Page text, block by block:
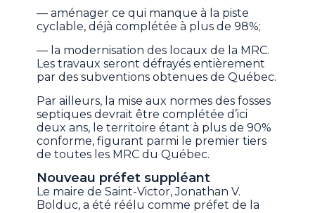
— aménager ce qui manque à la piste
cyclable, déjà complétée à plus de 98%;
— la modernisation des locaux de la MRC.
Les travaux seront défrayés entièrement
par des subventions obtenues de Québec.
Par ailleurs, la mise aux normes des fosses
septiques devrait être complétée d’ici
deux ans, le territoire étant à plus de 90%
conforme, figurant parmi le premier tiers
de toutes les MRC du Québec.
Nouveau préfet suppléant
Le maire de Saint-Victor, Jonathan V.
Bolduc, a été réélu comme préfet de la